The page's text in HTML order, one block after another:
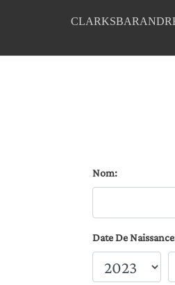
Nom:
Date De